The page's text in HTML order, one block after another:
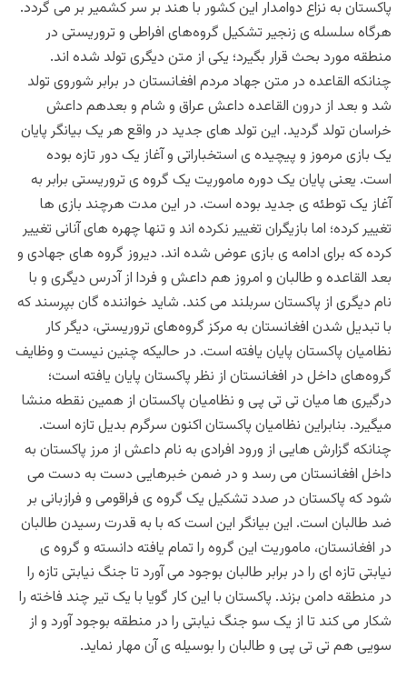
پاکستان به نزاع دوامدار این کشور با هند بر سر کشمیر بر می گردد.
هرگاه سلسله ی زنجیر تشکیل گروه‌های افراطی و تروریستی در
منطقه مورد بحث قرار بگیرد؛ یکی از متن دیگری تولد شده اند.
چنانکه القاعده در متن جهاد مردم افغانستان در برابر شوروی تولد
شد و بعد از درون القاعده داعش عراق و شام و بعدهم داعش
خراسان تولد گردید. این تولد های جدید در واقع هر یک بیانگر پایان
یک بازی مرموز و پیچیده ی استخباراتی و آغاز یک دور تازه بوده
است. یعنی پایان یک دوره ماموریت یک گروه ی تروریستی برابر به
آغاز یک توطئه ی جدید بوده است. در این مدت هرچند بازی ها
تغییر کرده؛ اما بازیگران تغییر نکرده اند و تنها چهره های آنانی تغییر
کرده که برای ادامه ی بازی عوض شده اند. دیروز گروه های جهادی و
بعد القاعده و طالبان و امروز هم داعش و فردا از آدرس دیگری و با
نام دیگری از پاکستان سربلند می کند. شاید خواننده گان بپرسند که
با تبدیل شدن افغانستان به مرکز گروه‌های تروریستی، دیگر کار
نظامیان پاکستان پایان یافته است. در حالیکه چنین نیست و وظایف
گروه‌های داخل در افغانستان از نظر پاکستان پایان یافته است؛
درگیری ها میان تی تی پی و نظامیان پاکستان از همین نقطه منشا
میگیرد. بنابراین نظامیان پاکستان اکنون سرگرم بدیل تازه است.
چنانکه گزارش هایی از ورود افرادی به نام داعش از مرز پاکستان به
داخل افغانستان می رسد و در ضمن خبرهایی دست به دست می
شود که پاکستان در صدد تشکیل یک گروه ی فراقومی و فرازبانی بر
ضد طالبان است. این بیانگر این است که با به قدرت رسیدن طالبان
در افغانستان، ماموریت این گروه را تمام یافته دانسته و گروه ی
نیابتی تازه ای را در برابر طالبان بوجود می آورد تا جنگ نیابتی تازه را
در منطقه دامن بزند. پاکستان با این کار گویا با یک تیر چند فاخته را
شکار می کند تا از یک سو جنگ نیابتی را در منطقه بوجود آورد و از
سویی هم تی تی پی و طالبان را بوسیله ی آن مهار نماید.